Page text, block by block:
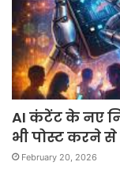
AI कंटेंट के नए
भी पोस्ट करने से
February 20, 2026